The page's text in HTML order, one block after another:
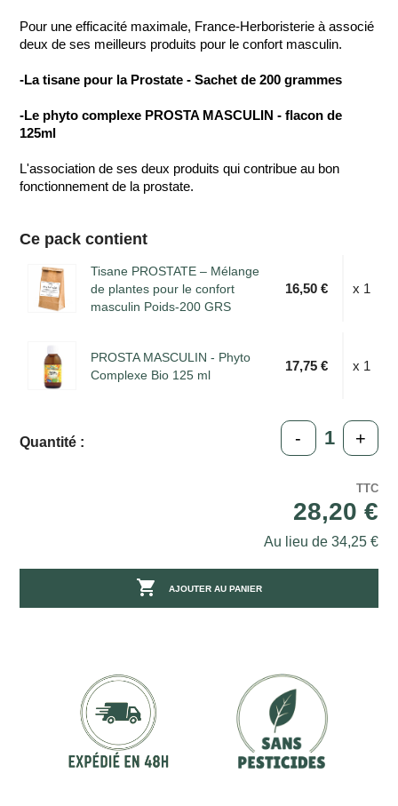
Pour une efficacité maximale, France-Herboristerie à associé
deux de ses meilleurs produits pour le confort masculin.
-La tisane pour la Prostate - Sachet de 200 grammes
-Le phyto complexe PROSTA MASCULIN - flacon de
125ml
L'association de ses deux produits qui contribue au bon
fonctionnement de la prostate.
Ce pack contient
Tisane PROSTATE – Mélange
de plantes pour le confort
masculin Poids-200 GRS
16,50 € x 1
PROSTA MASCULIN - Phyto
Complexe Bio 125 ml
17,75 € x 1
Quantité : - +
TTC
28,20 €
Au lieu de 34,25 €
 AJOUTER AU PANIER